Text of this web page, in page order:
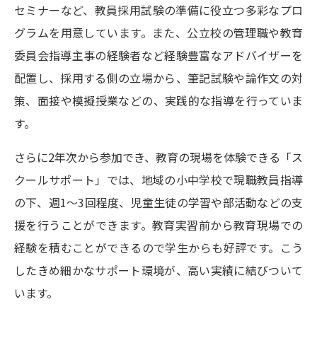
学問のミニ講義「夢ナビ講義」 学問分野解説
学問の教科書 夢ナビライブ
ユーザーサポート
お支払いについて
受付内容・発送状況の確認
テレメール
お支払いサイト
特定商取引表記
テレメール進学カタログ
セミナーなど、教員採用試験の準備に役立つ多彩なプロ
グラムを用意しています。また、公立校の管理職や教育
委員会指導主事の経験者など経験豊富なアドバイザーを
配置し、採用する側の立場から、筆記試験や論作文の対
策、面接や模擬授業などの、実践的な指導を行っていま
す。
さらに2年次から参加でき、教育の現場を体験できる「ス
クールサポート」では、地域の小中学校で現職教員指導
の下、週1～3回程度、児童生徒の学習や部活動などの支
援を行うことができます。教育実習前から教育現場での
経験を積むことができるので学生からも好評です。こう
したきめ細かなサポート環境が、高い実績に結びついて
います。